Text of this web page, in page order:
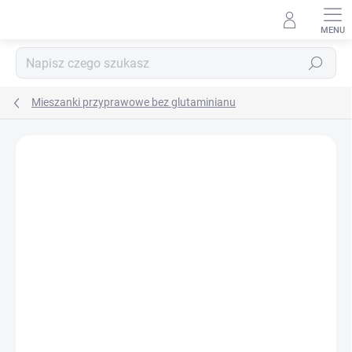
Szukaj
Mieszanki przyprawowe bez glutaminianu